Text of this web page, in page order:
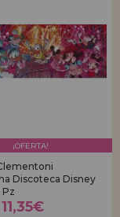
¡OFERTA!
Discoteca Disney
Pz
11,35€